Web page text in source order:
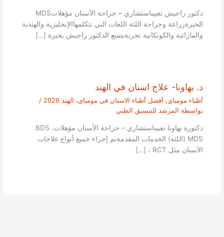
دكتور راجيش تعييناستشاري – جراحة الأسنان مؤهلاتMDS
الخبرةزراعة وجراحة اللثة اللغات التي تتكلمهاالإنجليزية والهندية
والماراثية والكونكانية تجربةيتمتع الدكتور راجيش بخبرة […]
د. بهاونا- علاج اسنان في الهند
أطباء مومباي, أفضل أطباء الاسنان في مومباي، الهند 2026
/
بواسطة المرشد للتنسيق الطبي
دكتورة بهاونا تعييناستشاري – جراحة الأسنان مؤهلاتBDS ،
MDS (اللثة) الخدمات المقدمةتم إجراء جميع أنواع علاجات
الأسنان مثل RCT ، […]